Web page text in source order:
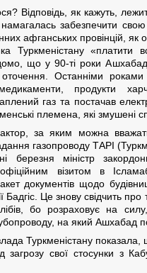
Відповідь, як кажуть,
забезпечити
афганських провінцій, як
Туркменістану
що у 90-ті роки
Останніми роками
продукти
газ та постачав
племена, які змушені
за яким можна
газопроводу ТАРІ
березня міністр
візитом в
документів щодо
Бадгіс. Це знову свідчить
бо розраховує на
на який Ашхабад
Туркменістану
загрозу свої стосунки з